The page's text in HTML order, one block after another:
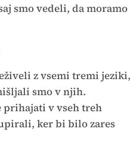
smo vedeli, da moramo
z vsemi tremi jeziki,
smo v njih.
prihajati v vseh treh
ker bi bilo zares